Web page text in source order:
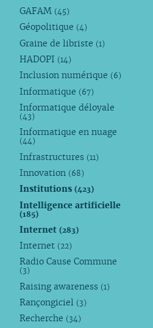
GAFAM (45)
Géopolitique (4)
Graine de libriste (1)
HADOPI (14)
Inclusion numérique (6)
Informatique (67)
Informatique déloyale
(43)
Informatique en nuage
(44)
Infrastructures (11)
Innovation (68)
Institutions(423)
Intelligence artificielle
(185)
Internet(283)
Internet (22)
Radio Cause Commune
(3)
Raising awareness (1)
Rançongiciel (3)
Recherche (34)